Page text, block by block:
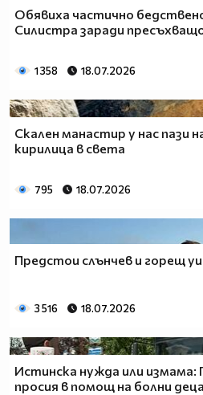
Обявиха частично
Силистра заради
1 358 18.07.2026
Скален манастир у нас пази
кирилица в света
795 18.07.2026
Предстои слънчев и горещ
3 516 18.07.2026
Истинска нужда или измама:
просия в помощ на болни деца